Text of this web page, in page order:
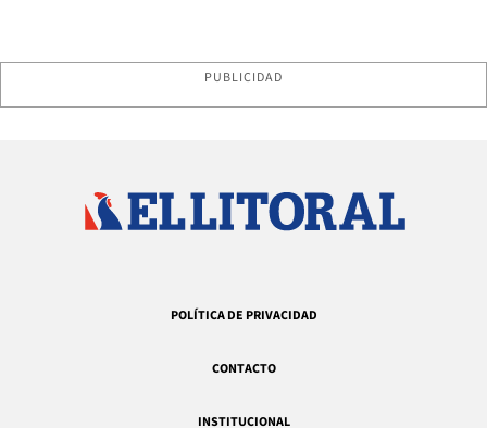
PUBLICIDAD
POLÍTICA DE PRIVACIDAD
CONTACTO
INSTITUCIONAL